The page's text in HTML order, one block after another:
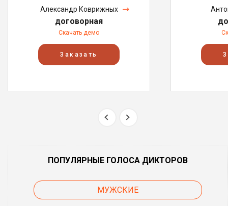
Александр Коврижных
договорная
Скачать демо
Заказать
ПОПУЛЯРНЫЕ ГОЛОСА ДИКТОРОВ
МУЖСКИЕ